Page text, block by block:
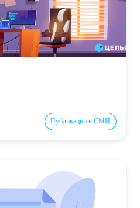
Публикации в СМИ